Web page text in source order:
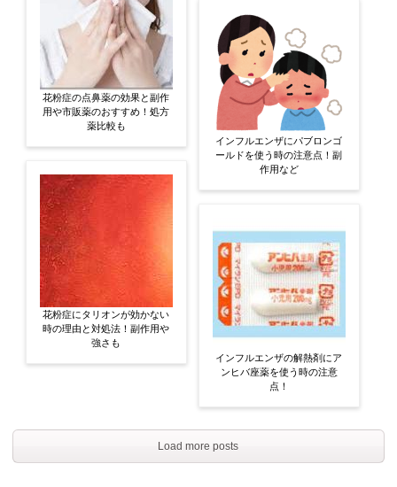
花粉症の点鼻薬の効果と副作
用や市販薬のおすすめ！処方
薬比較も
花粉症にタリオンが効かない
時の理由と対処法！副作用や
強さも
インフルエンザにパブロンゴ
ールドを使う時の注意点！副
作用など
インフルエンザの解熱剤にア
ンヒバ座薬を使う時の注意
点！
Load more posts